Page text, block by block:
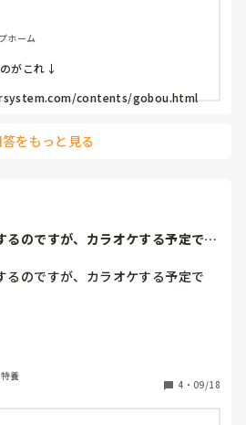
ホーム
がこれ↓
contents/gobou.html
器とかたしかあったような・・・
をもっと見る
るのですが、カラオケする予定で
るのですが、カラオケする予定で
か、元気の出る明るい昭和の曲とい
養
4 ・ 09/18